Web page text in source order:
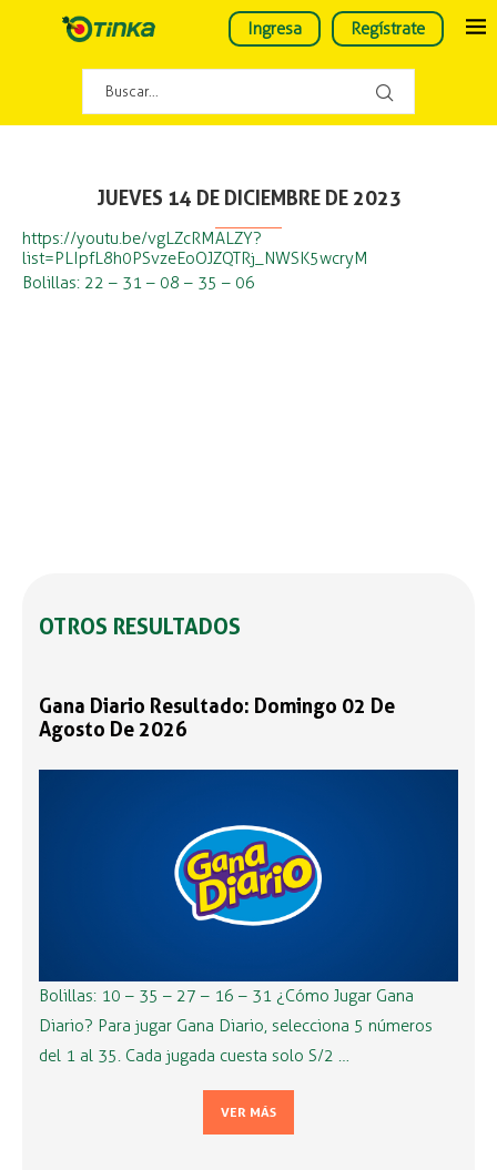
Ingresa Regístrate
JUEVES 14 DE DICIEMBRE DE 2023
https://youtu.be/vgLZcRMALZY?
list=PLIpfL8h0PSvzeEoOJZQTRj_NWSK5wcryM
Bolillas: 22 – 31 – 08 – 35 – 06
OTROS RESULTADOS
Gana Diario Resultado: Domingo 02 De
Agosto De 2026
Bolillas: 10 – 35 – 27 – 16 – 31 ¿Cómo Jugar Gana
Diario? Para jugar Gana Diario, selecciona 5 números
del 1 al 35. Cada jugada cuesta solo S/2 …
VER MÁS